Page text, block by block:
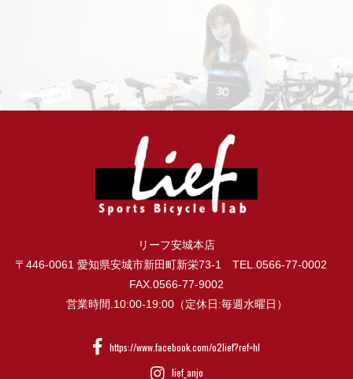
リーフ安城本店
〒446-0061 愛知県安城市新田町新栄73-1 TEL.0566-77-0002
FAX.0566-77-9002
営業時間.10:00-19:00（定休日:毎週水曜日）
https://www.facebook.com/o2lief?ref=hl
lief_anjo